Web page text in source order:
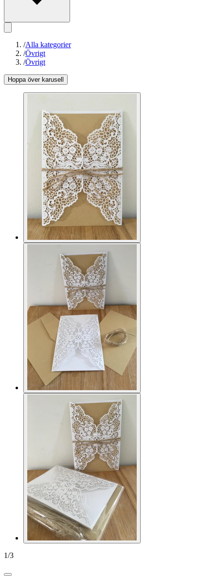
/Alla kategorier
/Övrigt
/Övrigt
Hoppa över karusell
1/3